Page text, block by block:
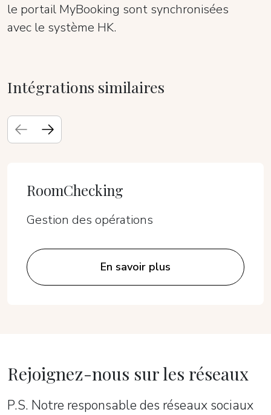
le portail MyBooking sont synchronisées
avec le système HK.
Intégrations similaires
RoomChecking
Gestion des opérations
En savoir plus
Rejoignez-nous sur les réseaux
P.S. Notre responsable des réseaux sociaux